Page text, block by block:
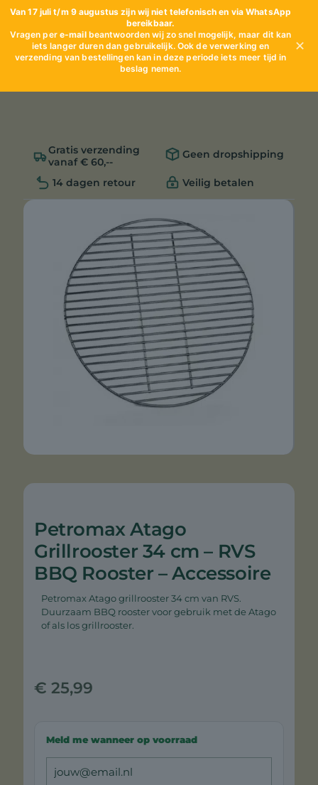
Van 17 juli t/m 9 augustus zijn wij niet telefonisch en via WhatsApp
bereikbaar.
Vragen per e-mailbeantwoorden wij zo snel mogelijk, maar dit kan
iets langer duren dan gebruikelijk. Ook de verwerking en
verzending van bestellingen kan in deze periode iets meer tijd in
beslag nemen.
✕
Gratis verzending
vanaf € 60,--
Geen dropshipping
14 dagen retour Veilig betalen
Petromax Atago
Grillrooster 34 cm – RVS
BBQ Rooster – Accessoire
Petromax Atago grillrooster 34 cm van RVS.
Duurzaam BBQ rooster voor gebruik met de Atago
of als los grillrooster.
€ 25,99
Meld me wanneer op voorraad